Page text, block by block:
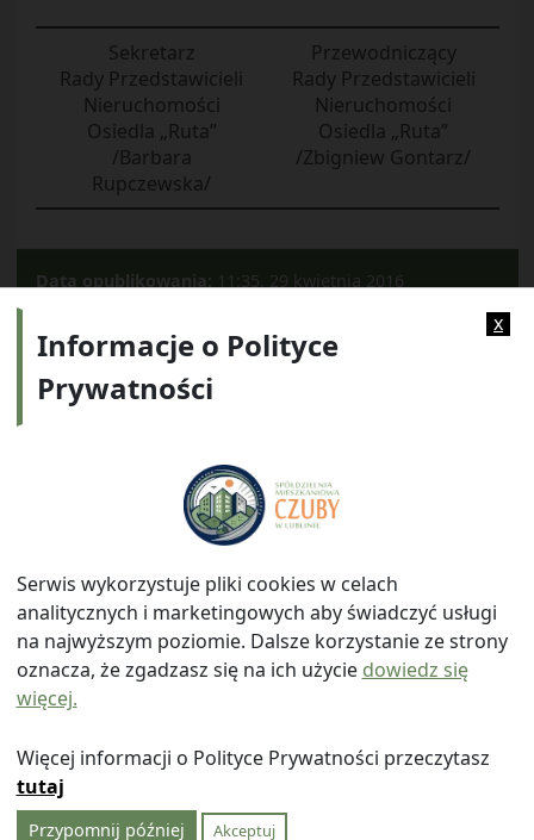
Sekretarz
Rady Przedstawicieli
Nieruchomości
Osiedla „Ruta”
/Barbara
Rupczewska/
Przewodniczący
Rady Przedstawicieli
Nieruchomości
Osiedla „Ruta”
/Zbigniew Gontarz/
Data opublikowania: 11:35, 29 kwietnia 2016
ul. Watykańska 6, 20-538 Lublin
Telefon: 814641700 E-mail: info@smczuby.pl
© 2026
x
Informacje o Polityce
Prywatności
Serwis wykorzystuje pliki cookies w celach
analitycznych i marketingowych aby świadczyć usługi
na najwyższym poziomie. Dalsze korzystanie ze strony
oznacza, że zgadzasz się na ich użycie dowiedz się
więcej.
Więcej informacji o Polityce Prywatności przeczytasz
tutaj
Przypomnij później Akceptuj